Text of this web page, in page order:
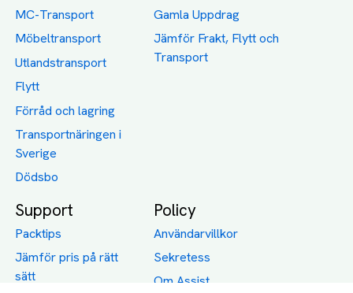
MC-Transport
Möbeltransport
Utlandstransport
Flytt
Förråd och lagring
Transportnäringen i
Sverige
Dödsbo
Gamla Uppdrag
Jämför Frakt, Flytt och
Transport
Support
Packtips
Jämför pris på rätt
sätt
Policy
Användarvillkor
Sekretess
Om Assist